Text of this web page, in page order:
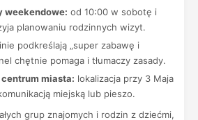
weekendowe: od 10:00 w sobotę i
planowaniu rodzinnych wizyt.
podkreślają „super zabawę i
chętnie pomaga i tłumaczy zasady.
miasta: lokalizacja przy 3 Maja
miejską lub pieszo.
grup znajomych i rodzin z dziećmi,